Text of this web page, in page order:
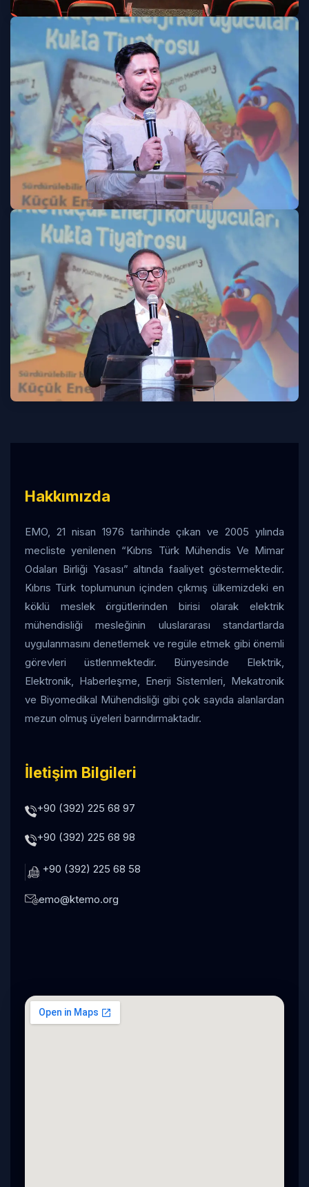
Hakkımızda
EMO, 21 nisan 1976 tarihinde çıkan ve 2005 yılında
mecliste yenilenen “Kıbrıs Türk Mühendis Ve Mimar
Odaları Birliği Yasası” altında faaliyet göstermektedir.
Kıbrıs Türk toplumunun içinden çıkmış ülkemizdeki en
köklü meslek örgütlerinden birisi olarak elektrik
mühendisliği mesleğinin uluslararası standartlarda
uygulanmasını denetlemek ve regüle etmek gibi önemli
görevleri üstlenmektedir. Bünyesinde Elektrik,
Elektronik, Haberleşme, Enerji Sistemleri, Mekatronik
ve Biyomedikal Mühendisliği gibi çok sayıda alanlardan
mezun olmuş üyeleri barındırmaktadır.
İletişim Bilgileri
+90 (392) 225 68 97
+90 (392) 225 68 98
+90 (392) 225 68 58
emo@ktemo.org